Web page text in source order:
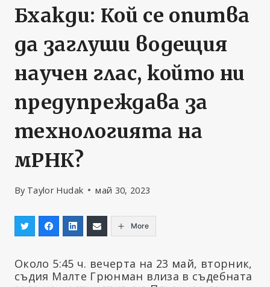
Бхакди: Кой се опитва
да заглуши водещия
научен глас, който ни
предупреждава за
технологията на
мРНК?
By Taylor Hudak май 30, 2023
More
Около 5:45 ч. вечерта на 23 май, вторник,
съдия Малте Грюнман влиза в съдебната